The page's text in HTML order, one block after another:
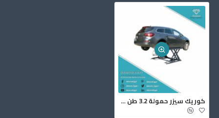
‏كوريك سيزر حمولة ‎3.2 طن ‎SB‎1450